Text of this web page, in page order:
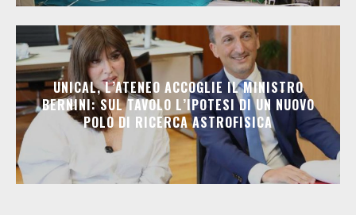
UNICAL, L’ATENEO ACCOGLIE IL MINISTRO
BERNINI: SUL TAVOLO L’IPOTESI DI UN NUOVO
POLO DI RICERCA ASTROFISICA